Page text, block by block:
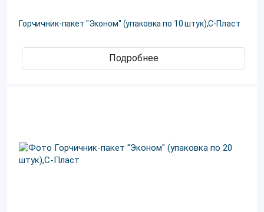
Горчичник-пакет "Эконом" (упаковка по 10 штук),С-Пласт
Подробнее